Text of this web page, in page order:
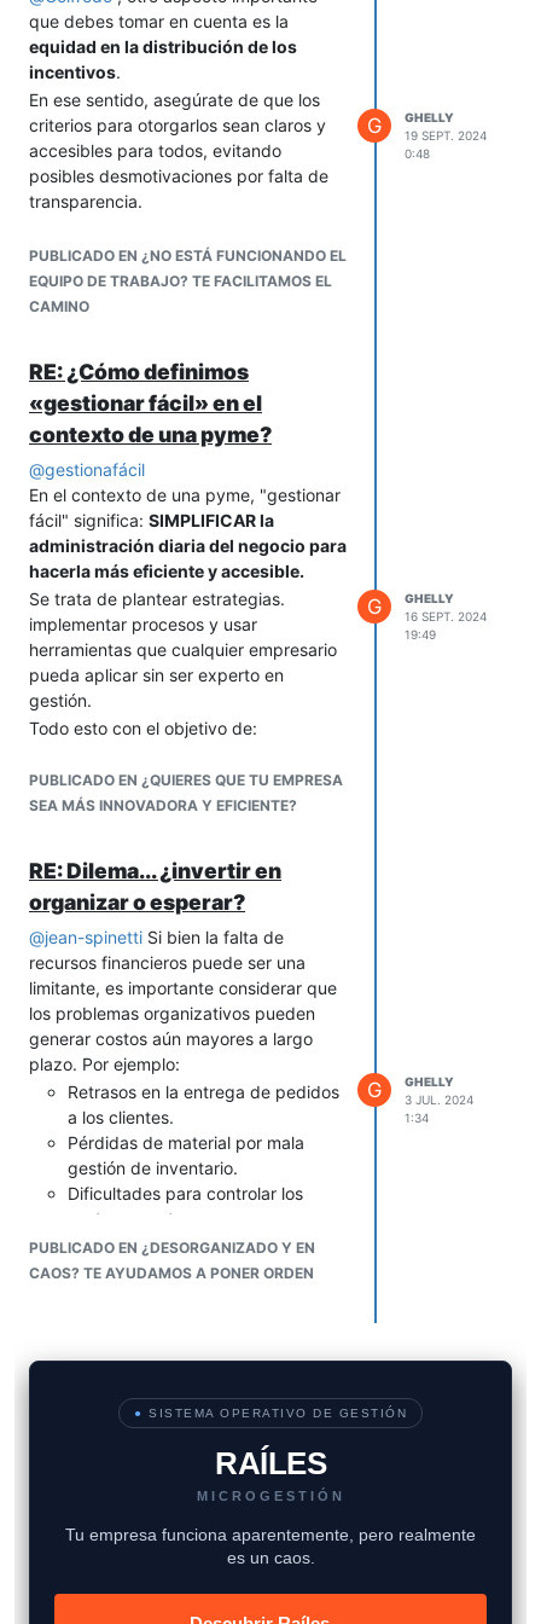
unidad y decidir si necesitas ajustar el
precio de tu producto o absorber la
variación mediante otros ahorros.
Esta técnica te permite gestionar mejor
las fluctuaciones sin trasladarlas
constantemente a tus clientes y con un
seguimiento claro de los costos a lo
largo del tiempo. ¡Espero que te sea útil!
herramientaflexible , no algo rígido, y
debe adaptarse a los cambios en tu
negocio.
que debes tomar en cuenta es la
equidad en la distribución de los
incentivos.
En ese sentido, asegúrate de que los
criterios para otorgarlos sean claros y
accesibles para todos, evitando
posibles desmotivaciones por falta de
transparencia.
incentivos en función de los objetivos
de tu negocio. Esto es si, por ejemplo,
buscas mejorar la productividad, diseña
Finalmente, unacomunicación abierta
sobre cómo se obtienen estos
incentivos ayuda a alinear expectativas
y evitar malentendidos en tu equipo.
PUBLICADO EN ¿NO ESTÁ FUNCIONANDO EL
EQUIPO DE TRABAJO? TE FACILITAMOS EL
CAMINO
G
GHELLY
19 SEPT. 2024
0:48
RE: ¿Cómo definimos
«gestionar fácil» en el
contexto de una pyme?
@gestionafácil
En el contexto de una pyme, "gestionar
fácil" significa: SIMPLIFICAR la
administración diaria del negocio para
hacerla más eficiente y accesible.
Se trata de plantear estrategias.
implementar procesos y usar
herramientas que cualquier empresario
pueda aplicar sin ser experto en
gestión.
Todo esto con el objetivo de:
Automatizar tareas repetitivas.
Mejorar la organización interna.
con datos simples.
Así, la empresa puede enfocarse en
crecer y adaptarse sin complicarse con
procesos complejos o burocráticos.
PUBLICADO EN ¿QUIERES QUE TU EMPRESA
SEA MÁS INNOVADORA Y EFICIENTE?
G
GHELLY
16 SEPT. 2024
19:49
RE: Dilema... ¿invertir en
organizar o esperar?
@jean-spinetti Si bien la falta de
recursos financieros puede ser una
limitante, es importante considerar que
los problemas organizativos pueden
generar costos aún mayores a largo
plazo. Por ejemplo:
Retrasos en la entrega de pedidos
a los clientes.
Pérdidas de material por mala
gestión de inventario.
Dificultades para controlar los
costos y gastos.
Desmotivación y baja
productividad del personal.
en la mejora de los procesos, incluso en
etapas tempranas de la empresa,
puede ser una decisión estratégica que
genere ahorros y retornos significativos
en el futuro de tu negocio.
PUBLICADO EN ¿DESORGANIZADO Y EN
CAOS? TE AYUDAMOS A PONER ORDEN
G
GHELLY
3 JUL. 2024
1:34
● SISTEMA OPERATIVO DE GESTIÓN
RAÍLES
MICROGESTIÓN
Tu empresa funciona aparentemente, pero realmente
es un caos.